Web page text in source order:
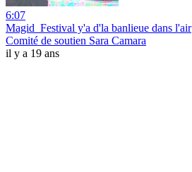
6:07
Magid_Festival y'a d'la banlieue dans l'air
Comité de soutien Sara Camara
il y a 19 ans